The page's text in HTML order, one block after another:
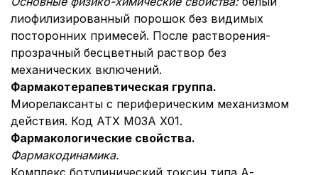
лиофилизированный порошок без видимых
посторонних примесей. После растворения-
прозрачный бесцветный раствор без
механических включений.
Фармакотерапевтическая группа.
Миорелаксанты с периферическим механизмом
действия. Код АТХ М03А Х01.
Фармакологические свойства.
Фармакодинамика.
Комплекс ботулинический токсин типа А-